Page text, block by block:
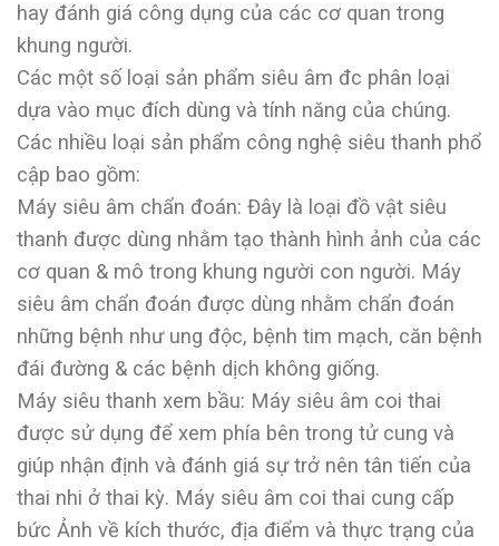
hay đánh giá công dụng của các cơ quan trong
khung người.
Các một số loại sản phẩm siêu âm đc phân loại
dựa vào mục đích dùng và tính năng của chúng.
Các nhiều loại sản phẩm công nghệ siêu thanh phổ
cập bao gồm:
Máy siêu âm chẩn đoán: Đây là loại đồ vật siêu
thanh được dùng nhằm tạo thành hình ảnh của các
cơ quan & mô trong khung người con người. Máy
siêu âm chẩn đoán được dùng nhằm chẩn đoán
những bệnh như ung độc, bệnh tim mạch, căn bệnh
đái đường & các bệnh dịch không giống.
Máy siêu thanh xem bầu: Máy siêu âm coi thai
được sử dụng để xem phía bên trong tử cung và
giúp nhận định và đánh giá sự trở nên tân tiến của
thai nhi ở thai kỳ. Máy siêu âm coi thai cung cấp
bức Ảnh về kích thước, địa điểm và thực trạng của